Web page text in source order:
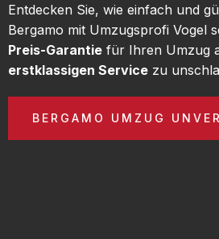
Entdecken Sie, wie einfach und
Bergamo mit Umzugsprofi Vogel
Preis-Garantie für Ihren Umzug
erstklassigen Service zu
BERGAMO UMZUG